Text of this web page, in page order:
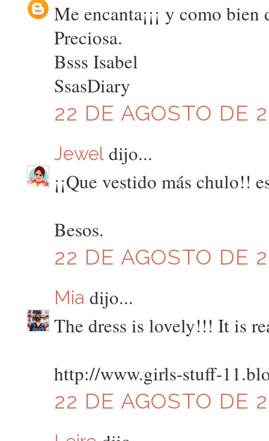
Me encanta¡¡¡ y como
Preciosa.
Bsss Isabel
SsasDiary
22 DE AGOSTO DE
Jeweldijo...
¡¡Que vestido más chulo!!
Besos.
22 DE AGOSTO DE
Mia dijo...
The dress is lovely!!! It is
http://www.girls-stuff-
22 DE AGOSTO DE